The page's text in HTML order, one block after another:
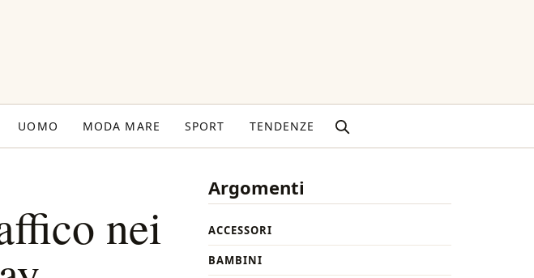
UOMO MODA MARE SPORT TENDENZE
nei
Argomenti
ACCESSORI
BAMBINI